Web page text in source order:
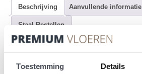
Toestemming Details
Beschrijving Aanvullende informatie
Staal Bestellen
Beschrijving